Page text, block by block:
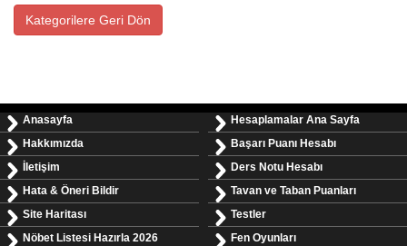
Kategorilere Geri Dön
Anasayfa
Hakkımızda
İletişim
Hata & Öneri Bildir
Site Haritası
Nöbet Listesi Hazırla 2026
Hesaplamalar Ana Sayfa
Başarı Puanı Hesabı
Ders Notu Hesabı
Tavan ve Taban Puanları
Testler
Fen Oyunları